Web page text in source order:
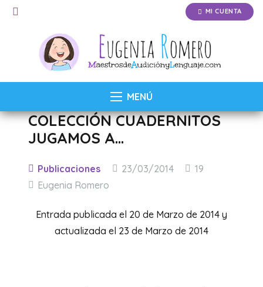
MI CUENTA
MENÚ
COLECCIÓN CUADERNITOS
JUGAMOS A…
Publicaciones 23/03/2014 19Comentarios
Eugenia Romero
Entrada publicada el 20 de Marzo de 2014 y
actualizada el 23 de Marzo de 2014